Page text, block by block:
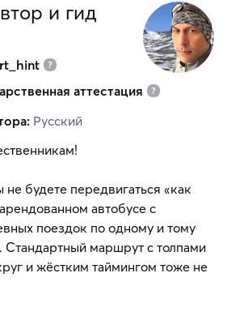
и гид
аттестация
Русский
будете передвигаться «как
автобусе с
поездок по одному и тому
маршрут с толпами
и жёстким таймингом тоже не